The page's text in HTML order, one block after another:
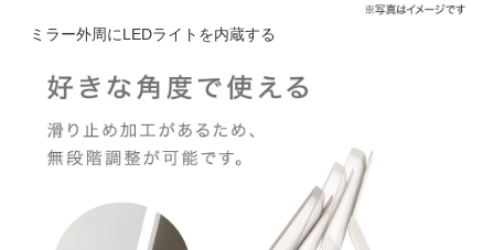
ミラー外周にLEDライトを内蔵する